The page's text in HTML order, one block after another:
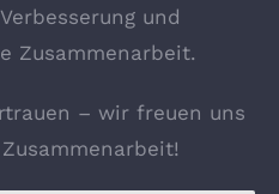
und
Zusammenarbeit.
– wir freuen uns